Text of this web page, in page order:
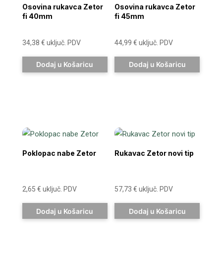
Osovina rukavca Zetor
fi 40mm
34,38 € uključ. PDV
Dodaj u Košaricu
Osovina rukavca Zetor
fi 45mm
44,99€ uključ. PDV
Dodaj u Košaricu
Poklopac nabe Zetor
2,65 € uključ. PDV
Dodaj u Košaricu
Rukavac Zetor novi tip
57,73€ uključ. PDV
Dodaj u Košaricu